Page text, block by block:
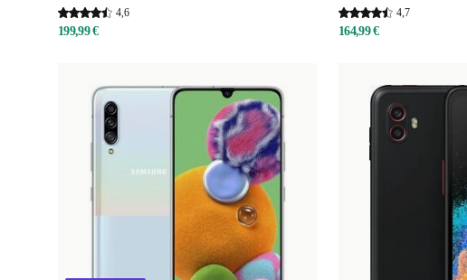
4,6
199,99 €
4,7
164,99 €